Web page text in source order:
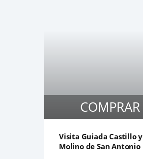
COMPRAR
Visita Guiada Castillo y
Molino de San Antonio